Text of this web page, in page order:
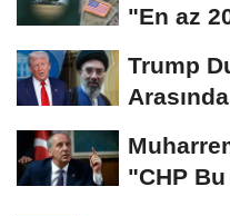
"En az
Trump
"CHP